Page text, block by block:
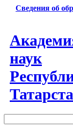
Сведения об
наук